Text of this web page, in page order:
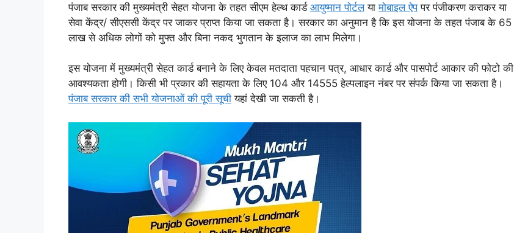
पंजाब सरकार की मुख्यमंत्री सेहत योजना के तहत सीएम हेल्थ कार्ड आयुष्मान पोर्टलयामोबाइल ऐपपर पंजीकरण कराकर या
सेवा केंद्र/ सीएससी केंद्र पर जाकर प्राप्त किया जा सकता है। सरकार का अनुमान है कि इस योजना के तहत पंजाब के 65
लाख से अधिक लोगों को मुफ्त और बिना नकद भुगतान के इलाज का लाभ मिलेगा।
इस योजना में मुख्यमंत्री सेहत कार्ड बनाने के लिए केवल मतदाता पहचान पत्र, आधार कार्ड और पासपोर्ट आकार की फोटो की
आवश्यकता होगी। किसी भी प्रकार की सहायता के लिए 104 और 14555 हेल्पलाइन नंबर पर संपर्क किया जा सकता है।
पंजाब सरकार की सभी योजनाओं की पूरी सूची यहां देखी जा सकती है।